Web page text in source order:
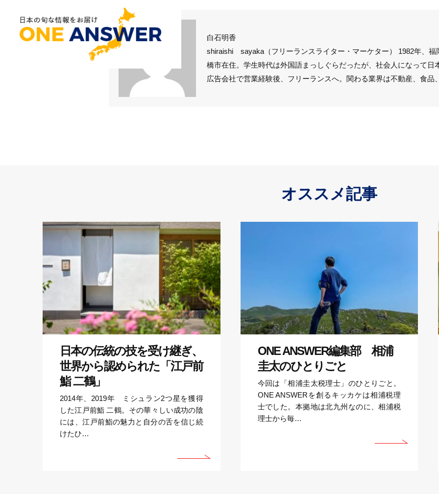
白石明香
shiraishi sayaka（フリーランスライター・マーケター） 1982年、福
橋市在住。学生時代は外国語まっしぐらだったが、社会人になって日
広告会社で営業経験後、フリーランスへ。関わる業界は不動産、食品
オススメ記事
日本の伝統の技を受け継ぎ、
世界から認められた「江戸前
鮨 二鶴」
2014年、2019年 ミシュラン2つ星を獲得
した江戸前鮨 二鶴。その華々しい成功の陰
には、江戸前鮨の魅力と自分の舌を信じ続
けたひ…
ONE ANSWER編集部 相浦
圭太のひとりごと
今回は「相浦圭太税理士」のひとりごと。
ONE ANSWERを創るキッカケは相浦税理
士でした。本拠地は北九州なのに、相浦税
理士から毎…